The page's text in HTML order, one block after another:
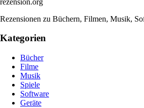
Rezensionen zu Büchern, Filmen, Musik,
Kategorien
Bücher
Filme
Musik
Spiele
Software
Geräte